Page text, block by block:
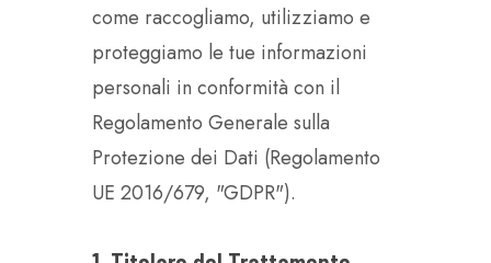
come raccogliamo, utilizziamo e
proteggiamo le tue informazioni
personali in conformità con il
Regolamento Generale sulla
Protezione dei Dati (Regolamento
UE 2016/679, "GDPR").